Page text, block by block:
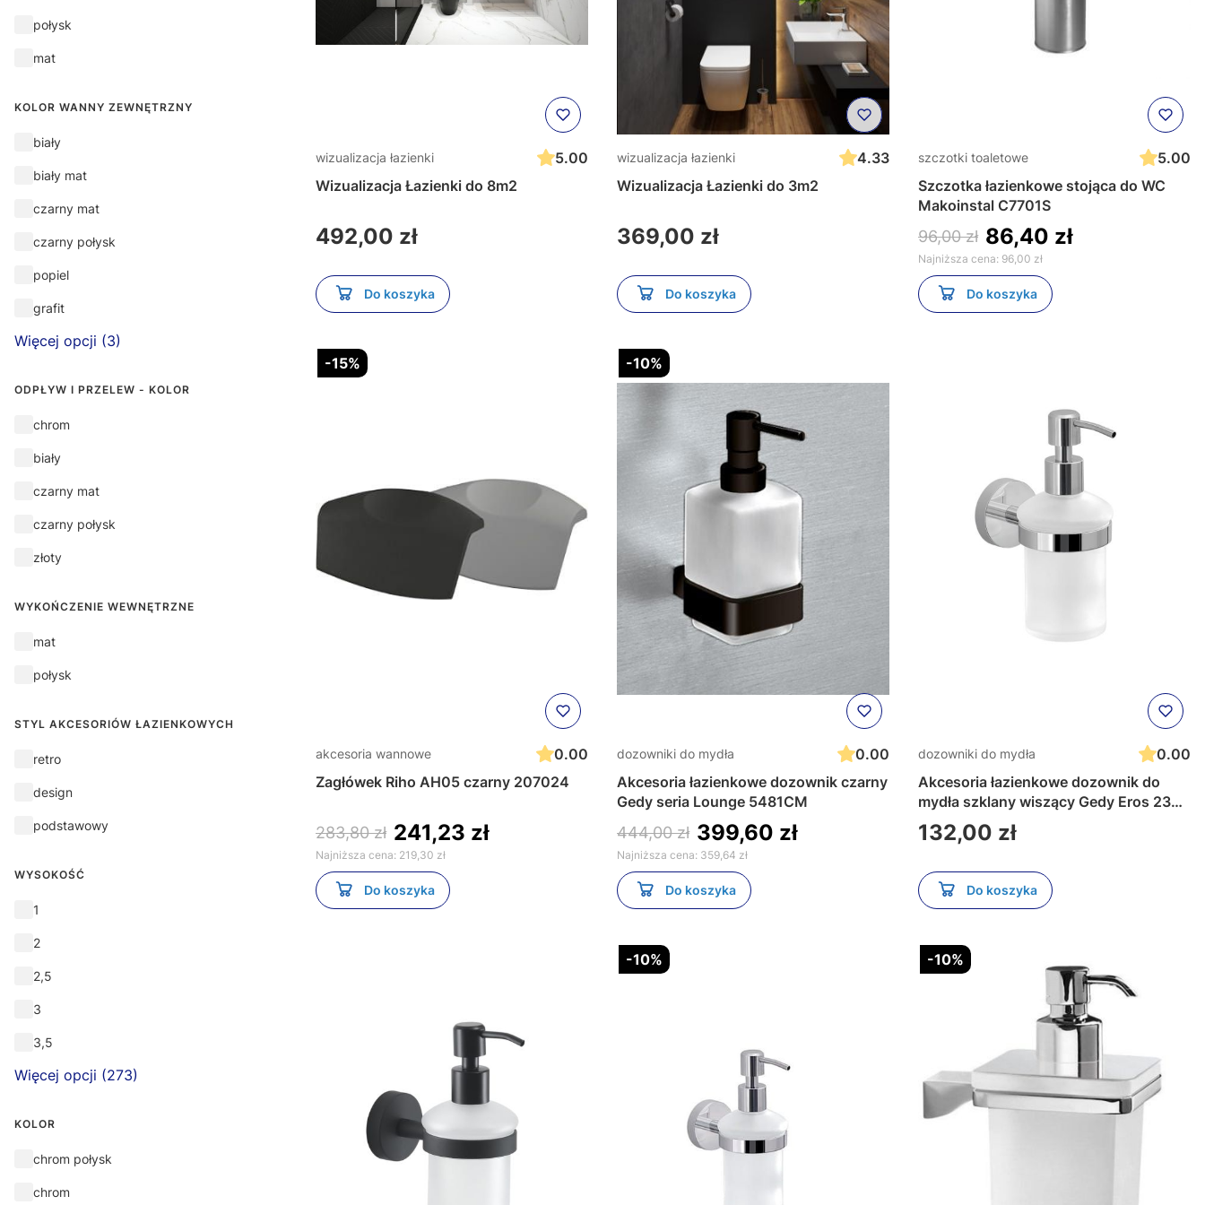
Wykończenie zewnętrzne
połysk
mat
KOLOR WANNY ZEWNĘTRZNY
Kolor wanny zewnętrzny
biały
biały mat
czarny mat
czarny połysk
popiel
grafit
Więcej opcji (3)
ODPŁYW I PRZELEW - KOLOR
Odpływ i przelew - kolor
chrom
biały
czarny mat
czarny połysk
złoty
WYKOŃCZENIE WEWNĘTRZNE
Wykończenie wewnętrzne
mat
połysk
STYL AKCESORIÓW ŁAZIENKOWYCH
styl akcesoriów łazienkowych
retro
design
podstawowy
WYSOKOŚĆ
Wysokość
1
2
2,5
3
3,5
Więcej opcji (273)
KOLOR
Kolorchrom połysk
chrom
wizualizacja łazienki
5.00
Wizualizacja Łazienki do 8m2
Cena
492,00 zł
Do koszyka
wizualizacja łazienki
4.33
Wizualizacja Łazienki do 3m2
Cena
369,00 zł
Do koszyka
szczotki toaletowe
5.00
Szczotka łazienkowe stojąca do WC
Makoinstal C7701S
96,00 zł 86,40 zł
Najniższa cena: 96,00 zł
Do koszyka
-15%
akcesoria wannowe
0.00
Zagłówek Riho AH05 czarny 207024
283,80 zł 241,23 zł
Najniższa cena: 219,30 zł
Do koszyka
-10%
dozowniki do mydła
0.00
Akcesoria łazienkowe dozownik czarny
Gedy seria Lounge 5481CM
444,00 zł 399,60 zł
Najniższa cena: 359,64 zł
Do koszyka
dozowniki do mydła
0.00
Akcesoria łazienkowe dozownik do
mydła szklany wiszący Gedy Eros 2381
chrom
Cena
132,00 zł
Do koszyka
-10% -10%